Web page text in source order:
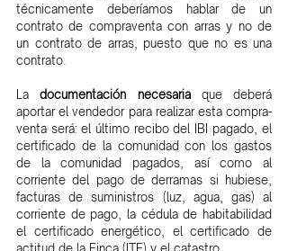
técnicamente deberíamos hablar de un
contrato de compraventa con arras y no de
un contrato de arras, puesto que no es una
contrato.
La documentación necesaria que deberá
aportar el vendedor para realizar esta compra-
venta será: el último recibo del IBI pagado, el
certificado de la comunidad con los gastos
de la comunidad pagados, así como al
corriente del pago de derramas si hubiese,
facturas de suministros (luz, agua, gas) al
corriente de pago, la cédula de habitabilidad
el certificado energético, el certificado de
actitud de la Finca (ITE) y el catastro.